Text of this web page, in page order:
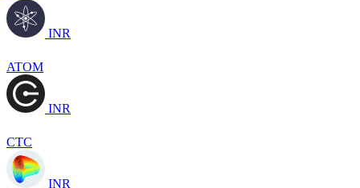
INR
ATOM
INR
CTC
INR